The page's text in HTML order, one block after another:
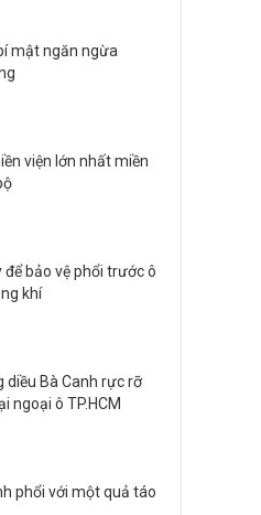
mật ngăn ngừa
viện lớn nhất miền
để bảo vệ phổi trước ô
khí
diều Bà Canh rực rỡ
ngoại ô TP.HCM
phổi với một quả táo